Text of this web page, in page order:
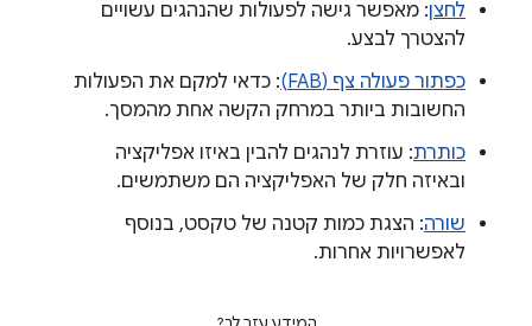
לחצן: מאפשר גישה לפעולות שהנהגים עשויים
להצטרך לבצע.
כפתור פעולה צף (FAB)
: כדאי למקם את הפעולות
החשובות ביותר במרחק הקשה אחת מהמסך.
כותרת: עוזרת לנהגים להבין באיזו אפליקציה
ובאיזה חלק של האפליקציה הם משתמשים.
שורה: הצגת כמות קטנה של טקסט, בנוסף
לאפשרויות אחרות.